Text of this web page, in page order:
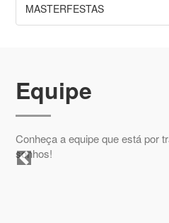
MASTERFESTAS
Equipe
Conheça a equipe que está por
sonhos!
Previous